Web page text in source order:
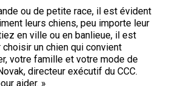
ou de petite race, il est évident
leurs chiens, peu importe leur
en ville ou en banlieue, il est
un chien qui convient
votre famille et votre mode de
directeur exécutif du CCC.
aider. »